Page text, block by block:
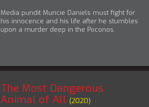
Media pundit Muncie Daniels must fight for
his innocence and his life after he stumbles
upon a murder deep in the Poconos.
The Most Dangerous
Animal of All (2020)